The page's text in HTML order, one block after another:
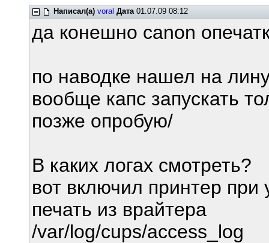
Написал(а) voral Дата01.07.09 08:12
да конешно canon
по наводке нашел на
вообще капс запускать
позже опробую/
В каких логах смотреть?
вот включил принтер
печать из врайтера
/var/log/cups/access_log